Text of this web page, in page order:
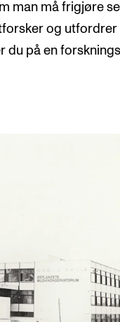
man må frigjøre
og utfordrer
du på en